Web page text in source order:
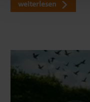
weiterlesen